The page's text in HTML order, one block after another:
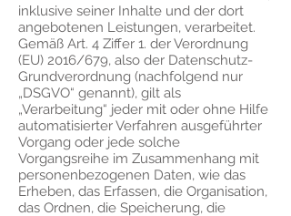
inklusive seiner Inhalte und der dort
angebotenen Leistungen, verarbeitet.
Gemäß Art. 4 Ziffer 1. der Verordnung
(EU) 2016/679, also der Datenschutz-
Grundverordnung (nachfolgend nur
„DSGVO“ genannt), gilt als
„Verarbeitung“ jeder mit oder ohne Hilfe
automatisierter Verfahren ausgeführter
Vorgang oder jede solche
Vorgangsreihe im Zusammenhang mit
personenbezogenen Daten, wie das
Erheben, das Erfassen, die Organisation,
das Ordnen, die Speicherung, die